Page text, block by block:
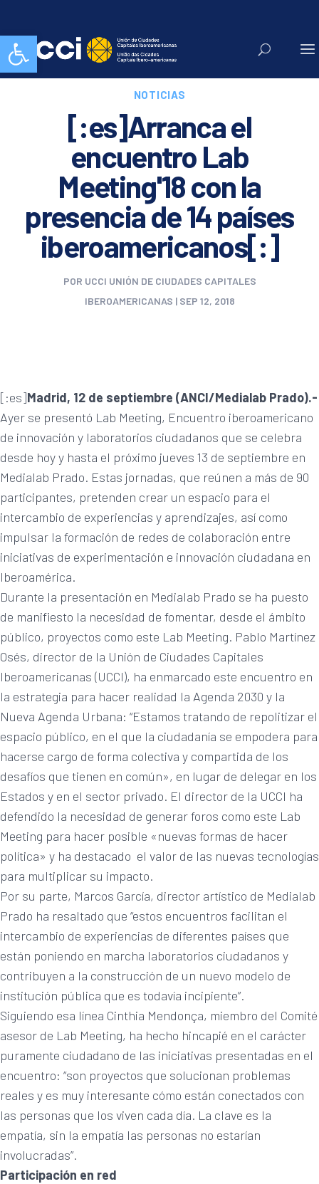
Abrir barra de herramientas
NOTICIAS
[:es]Arranca el
encuentro Lab
Meeting'18 con la
presencia de 14 países
iberoamericanos[:]
POR UCCI UNIÓN DE CIUDADES CAPITALES
IBEROAMERICANAS | SEP 12, 2018
[:es]Madrid, 12 de septiembre (ANCI/Medialab Prado).-
Ayer se presentó Lab Meeting, Encuentro iberoamericano
de innovación y laboratorios ciudadanos que se celebra
desde hoy y hasta el próximo jueves 13 de septiembre en
Medialab Prado. Estas jornadas, que reúnen a más de 90
participantes, pretenden crear un espacio para el
intercambio de experiencias y aprendizajes, así como
impulsar la formación de redes de colaboración entre
iniciativas de experimentación e innovación ciudadana en
Iberoamérica.
Durante la presentación en Medialab Prado se ha puesto
de manifiesto la necesidad de fomentar, desde el ámbito
público, proyectos como este Lab Meeting. Pablo Martínez
Osés, director de la Unión de Ciudades Capitales
Iberoamericanas (UCCI), ha enmarcado este encuentro en
la estrategia para hacer realidad la Agenda 2030 y la
Nueva Agenda Urbana: “Estamos tratando de repolitizar el
espacio público, en el que la ciudadanía se empodera para
hacerse cargo de forma colectiva y compartida de los
desafíos que tienen en común», en lugar de delegar en los
Estados y en el sector privado. El director de la UCCI ha
defendido la necesidad de generar foros como este Lab
Meeting para hacer posible «nuevas formas de hacer
política» y ha destacado el valor de las nuevas tecnologías
para multiplicar su impacto.
Por su parte, Marcos García, director artístico de Medialab
Prado ha resaltado que “estos encuentros facilitan el
intercambio de experiencias de diferentes países que
están poniendo en marcha laboratorios ciudadanos y
contribuyen a la construcción de un nuevo modelo de
institución pública que es todavía incipiente”.
Siguiendo esa línea Cinthia Mendonça, miembro del Comité
asesor de Lab Meeting, ha hecho hincapié en el carácter
puramente ciudadano de las iniciativas presentadas en el
encuentro: “son proyectos que solucionan problemas
reales y es muy interesante cómo están conectados con
las personas que los viven cada día. La clave es la
empatía, sin la empatía las personas no estarían
involucradas”.
Participación en red